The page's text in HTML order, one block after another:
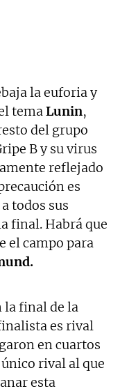
la euforia y
temaLunin,
del grupo
B y su virus
reflejado
es
todos sus
final. Habrá que
el campo para
la final de la
es rival
en cuartos
único rival al que
esta